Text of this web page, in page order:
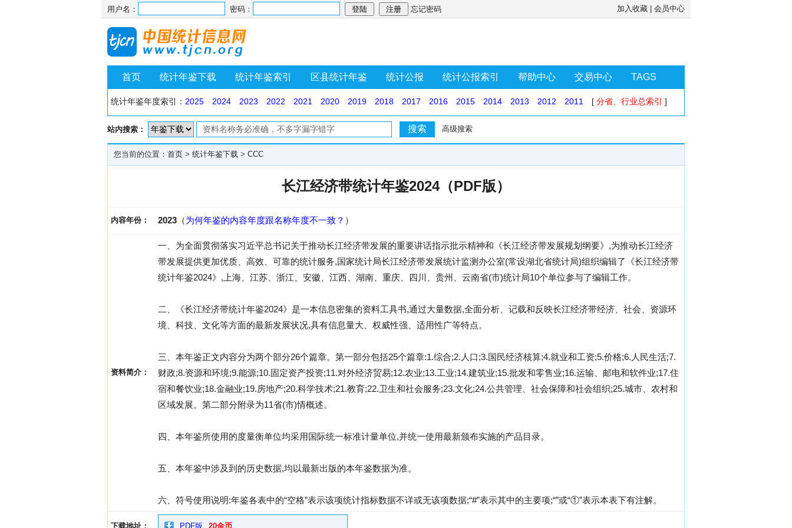
用户名： 密码： 忘记密码 加入收藏 会员中心
首页 统计年鉴下载 统计年鉴索引 区县统计年鉴 统计公报 统计公报索引 帮助中心 交易中心 TAGS
统计年鉴年度索引： 2025 2024 2023 2022 2021 2020 2019 2018 2017 2016 2015 2014 2013 2012 2011 [ 分省、行业总索引 ]
站内搜索： 高级搜索
您当前的位置： 首页 > 统计年鉴下载 > CCC
长江经济带统计年鉴2024（PDF版）
内容年份： 2023 （为何年鉴的内容年度跟名称年度不一致？ ）
资料简介：
一、为全面贯彻落实习近平总书记关于推动长江经济带发展的重要讲话指示批示精神和《长江经济带发展规划纲要》,为推动长江经济
带发展提供更加优质、高效、可靠的统计服务,国家统计局长江经济带发展统计监测办公室(常设湖北省统计局)组织编辑了《长江经济带
统计年鉴2024》,上海、江苏、浙江、安徽、江西、湖南、重庆、四川、贵州、云南省(市)统计局10个单位参与了编辑工作。
二、《长江经济带统计年鉴2024》是一本信息密集的资料工具书,通过大量数据,全面分析、记载和反映长江经济带经济、社会、资源环
境、科技、文化等方面的最新发展状况,具有信息量大、权威性强、适用性广等特点。
三、本年鉴正文内容分为两个部分26个篇章。第一部分包括25个篇章:1.综合;2.人口;3.国民经济核算;4.就业和工资;5.价格;6.人民生活;7.
财政;8.资源和环境;9.能源;10.固定资产投资;11.对外经济贸易;12.农业;13.工业;14.建筑业;15.批发和零售业;16.运输、邮电和软件业;17.住
宿和餐饮业;18.金融业;19.房地产;20.科学技术;21.教育;22.卫生和社会服务;23.文化;24.公共管理、社会保障和社会组织;25.城市、农村和
区域发展。第二部分附录为11省(市)情概述。
四、本年鉴所使用的度量衡单位均采用国际统一标准计量单位,并统一使用最新颁布实施的产品目录。
五、本年鉴中涉及到的历史数据,均以最新出版的本年鉴数据为准。
六、符号使用说明:年鉴各表中的“空格”表示该项统计指标数据不详或无该项数据;“#”表示其中的主要项;“”或“①”表示本表下有注解。
下载地址： PDF版 20金币